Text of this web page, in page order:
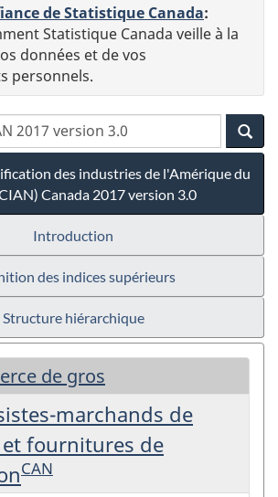
de Statistique Canada:
Statistique Canada veille à la
données et de vos
personnels.
des industries de l'Amérique du
Canada 2017 version 3.0
Introduction
des indices supérieurs
Structure hiérarchique
de gros
marchands de
fournitures de
CAN